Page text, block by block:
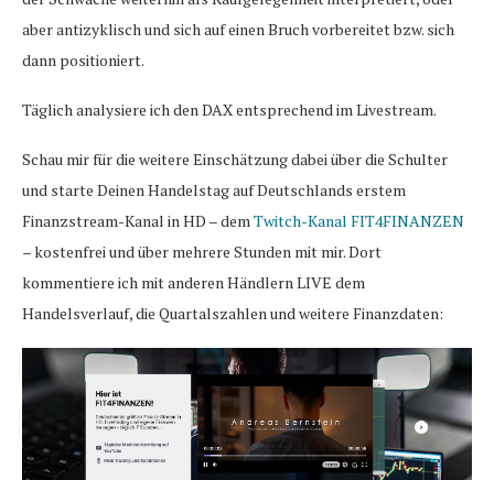
aber antizyklisch und sich auf einen Bruch vorbereitet bzw. sich
dann positioniert.
Täglich analysiere ich den DAX entsprechend im Livestream.
Schau mir für die weitere Einschätzung dabei über die Schulter
und starte Deinen Handelstag auf Deutschlands erstem
Finanzstream-Kanal in HD – demTwitch-Kanal FIT4FINANZEN
– kostenfrei und über mehrere Stunden mit mir. Dort
kommentiere ich mit anderen Händlern LIVE dem
Handelsverlauf, die Quartalszahlen und weitere Finanzdaten: